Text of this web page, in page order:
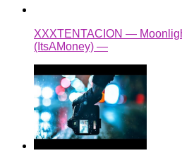
XXXTENTACION —
(ItsAMoney) —